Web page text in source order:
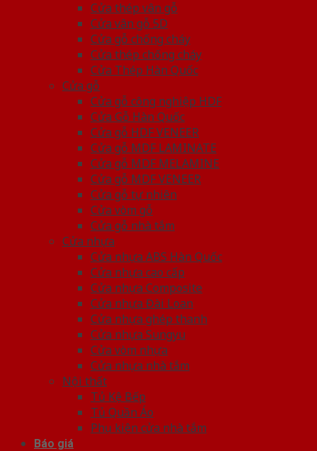
Cửa thép vân gỗ
Cửa vân gỗ 5D
Cửa gỗ chống cháy
Cửa thép chống cháy
Cửa Thép Hàn Quốc
Cửa gỗ
Cửa gỗ công nghiệp HDF
Cửa Gỗ Hàn Quốc
Cửa gỗ HDF VENEER
Cửa gỗ MDF LAMINATE
Cửa gỗ MDF MELAMINE
Cửa gỗ MDF VENEER
Cửa gỗ tự nhiên
Cửa vòm gỗ
Cửa gỗ nhà tắm
Cửa nhựa
Cửa nhựa ABS Hàn Quốc
Cửa nhựa cao cấp
Cửa nhựa Composite
Cửa nhựa Đài Loan
Cửa nhựa ghép thanh
Cửa nhựa Sungyu
Cửa vòm nhựa
Cửa nhựa nhà tắm
Nội thất
Tủ Kệ Bếp
Tủ Quần Áo
Phụ kiện cửa nhà tắm
Báo giá